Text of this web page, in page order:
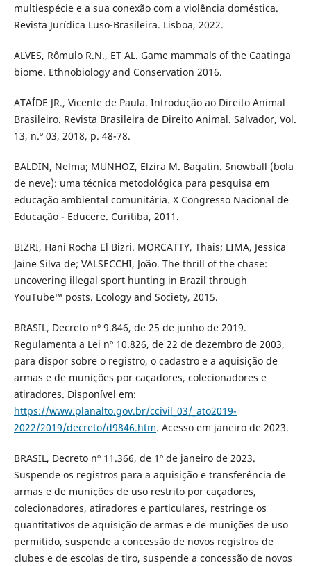
multiespécie e a sua conexão com a violência doméstica.
Revista Jurídica Luso-Brasileira. Lisboa, 2022.
ALVES, Rômulo R.N., ET AL. Game mammals of the Caatinga
biome. Ethnobiology and Conservation 2016.
ATAÍDE JR., Vicente de Paula. Introdução ao Direito Animal
Brasileiro. Revista Brasileira de Direito Animal. Salvador, Vol.
13, n.º 03, 2018, p. 48-78.
BALDIN, Nelma; MUNHOZ, Elzira M. Bagatin. Snowball (bola
de neve): uma técnica metodológica para pesquisa em
educação ambiental comunitária. X Congresso Nacional de
Educação - Educere. Curitiba, 2011.
BIZRI, Hani Rocha El Bizri. MORCATTY, Thais; LIMA, Jessica
Jaine Silva de; VALSECCHI, João. The thrill of the chase:
uncovering illegal sport hunting in Brazil through
YouTube™ posts. Ecology and Society, 2015.
BRASIL, Decreto nº 9.846, de 25 de junho de 2019.
Regulamenta a Lei nº 10.826, de 22 de dezembro de 2003,
para dispor sobre o registro, o cadastro e a aquisição de
armas e de munições por caçadores, colecionadores e
atiradores. Disponível em:
https://www.planalto.gov.br/ccivil_03/_ato2019-
2022/2019/decreto/d9846.htm. Acesso em janeiro de 2023.
BRASIL, Decreto nº 11.366, de 1º de janeiro de 2023.
Suspende os registros para a aquisição e transferência de
armas e de munições de uso restrito por caçadores,
colecionadores, atiradores e particulares, restringe os
quantitativos de aquisição de armas e de munições de uso
permitido, suspende a concessão de novos registros de
clubes e de escolas de tiro, suspende a concessão de novos